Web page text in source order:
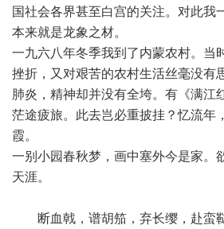
国社会各界甚至白宫的关注。对此我
本来就是龙象之材。
一九六八年冬季我到了内蒙农村。
挫折，又对艰苦的农村生活丝毫没有
肺炎，精神却并没有全垮。有《满江
茫途疲旅。此去岂必重披挂？忆流
霞。
一别小园春秋梦，画中塞外今是家。
天涯。
 断血戟，谱胡笳，弃长缨，